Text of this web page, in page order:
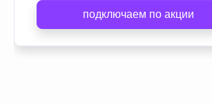
подключаем по акции